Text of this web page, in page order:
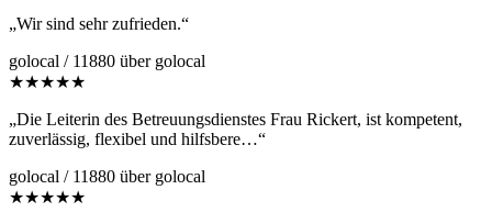
„Wir sind sehr zufrieden.“
golocal / 11880 über golocal
★★★★★
„Die Leiterin des Betreuungsdienstes Frau Rickert, ist kompetent,
zuverlässig, flexibel und hilfsbere…“
golocal / 11880 über golocal
★★★★★